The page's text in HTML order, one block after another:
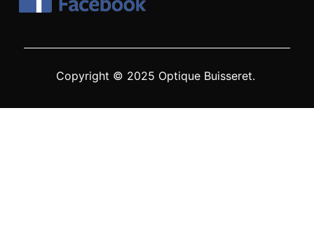
Copyright © 2025 Optique Buisseret.